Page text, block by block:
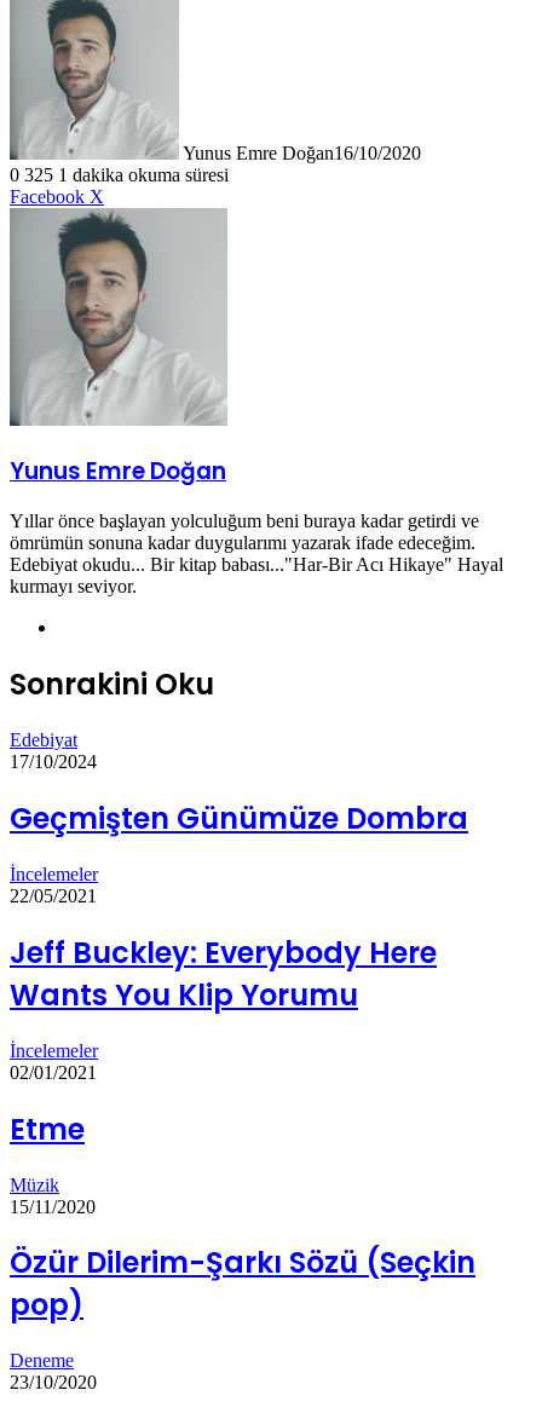
Yunus Emre Doğan16/10/2020
0 325 1 dakika okuma süresi
Facebook X
Posta
ile
paylaş
Yunus Emre Doğan
Yıllar önce başlayan yolculuğum beni buraya kadar getirdi ve
ömrümün sonuna kadar duygularımı yazarak ifade edeceğim.
Edebiyat okudu... Bir kitap babası..."Har-Bir Acı Hikaye" Hayal
kurmayı seviyor.
Sonrakini Oku
Edebiyat
17/10/2024
Geçmişten Günümüze Dombra
İncelemeler
22/05/2021
Jeff Buckley: Everybody Here
Wants You Klip Yorumu
İncelemeler
02/01/2021
Etme
Müzik
15/11/2020
Özür Dilerim-Şarkı Sözü (Seçkin
pop)
Deneme
23/10/2020